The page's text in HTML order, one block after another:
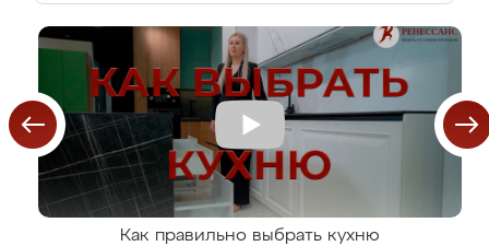
Как правильно выбрать кухню